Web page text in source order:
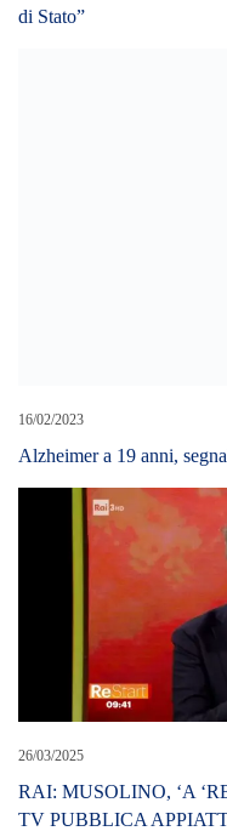
di Stato”
16/02/2023
Alzheimer a 19 anni,
26/03/2025
RAI: MUSOLINO, ‘A
TV PUBBLICA